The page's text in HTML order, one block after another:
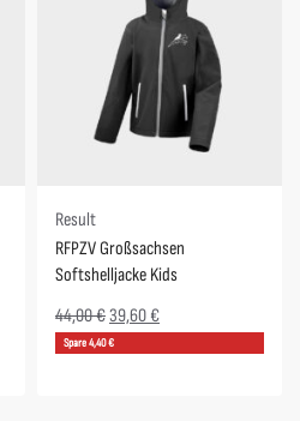
Result
RFPZV Großsachsen
Softshelljacke Kids
44,00€39,60 €
Spare 4,40 €